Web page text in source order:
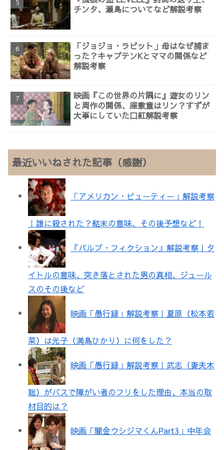
チンタ、瀬島についてなど解説考察
「ジョジョ・ラビット」母はなぜ捕ま
った？キャプテンKとママの関係など
解説考察
映画『この世界の片隅に』遊女のリン
と周作の関係、座敷童はリン？すずが
大事にしていた口紅解説考察
最近いいねされた記事（感謝）
「アメリカン・ビューティー」解説考察
｜誰に殺された？結末の意味、その後予想など！
『パルプ・フィクション』解説考察｜タ
イトルの意味、突き落とされた男の真相、ジュール
スのその後など
映画「愚行録」解説考察｜夏原（松本若
菜）は光子（満島ひかり）に何をした？
映画「愚行録」解説考察｜武志（妻夫木
聡）がバスで障がい者のフリをした理由、本当の取
材目的は？
映画「闇金ウシジマくんPart3」中年会